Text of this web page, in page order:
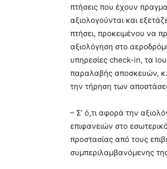
πτήσεις που έχουν
αξιολογούνται και
πτήσει, προκειμένου να
αξιολόγηση στο
υπηρεσίες check-in, τα
παραλαβής αποσκευών,
την τήρηση των
– Σ’ ό,τι αφορά την
επιφανειών στο
προστασίας από τους
συμπεριλαμβανόμενης